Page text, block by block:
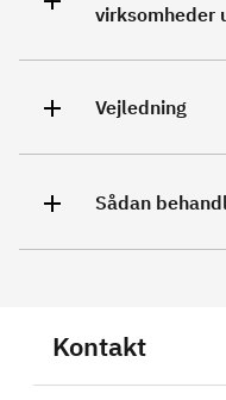
virksomheder
Vejledning
Sådan
Kontakt